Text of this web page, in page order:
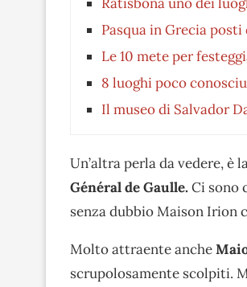
Pasqua in Grecia
Le 10 mete per
8 luoghi poco
Il museo di Salvador
Un’altra perla da vedere,
Général de Gaulle. Ci sono
senza dubbio Maison Irion
Molto attraente anche
scrupolosamente scolpiti.